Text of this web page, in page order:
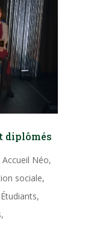
diplômés
Accueil Néo,
sociale,
Étudiants,
,